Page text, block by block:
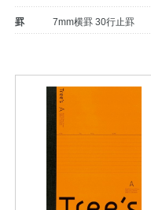
罫 7mm横罫 30行止罫